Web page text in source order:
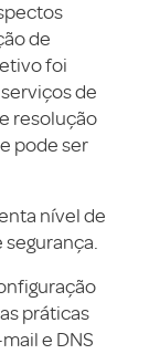
de
foi
de
resolução
pode ser
nível de
práticas
e DNS